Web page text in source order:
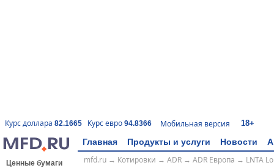
Курс доллара 82.1665 Курс евро 94.8366 Мобильная версия 18+
Главная Продукты и услуги Новости
Ценные бумаги
mfd.ru→ Котировки → ADR→ ADR Европа → LNTA